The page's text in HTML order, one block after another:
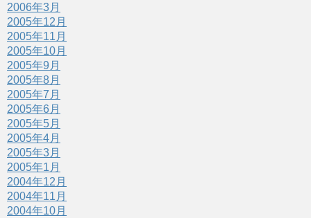
2006年3月
2005年12月
2005年11月
2005年10月
2005年9月
2005年8月
2005年7月
2005年6月
2005年5月
2005年4月
2005年3月
2005年1月
2004年12月
2004年11月
2004年10月